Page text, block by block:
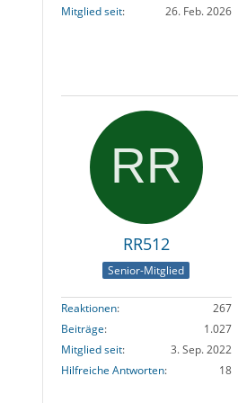
Mitglied seit
26. Feb. 2026
RR512
Senior-Mitglied
Reaktionen
267
Beiträge
1.027
Mitglied seit
3. Sep. 2022
Hilfreiche Antworten
18